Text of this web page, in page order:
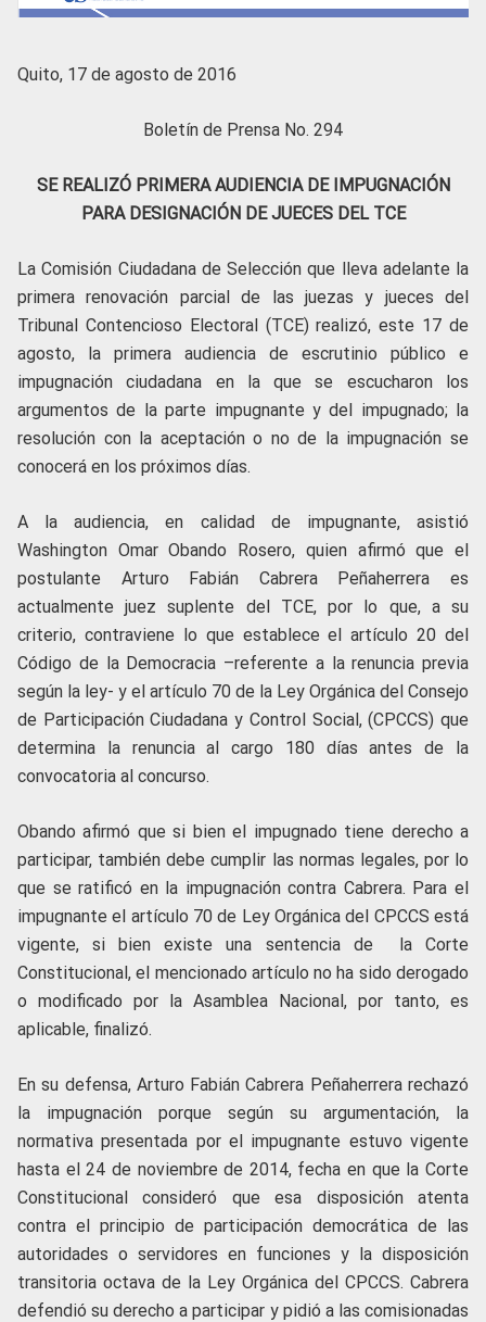
Quito, 17 de agosto de 2016
Boletín de Prensa No. 294
SE REALIZÓ PRIMERA AUDIENCIA DE IMPUGNACIÓN
PARA DESIGNACIÓN DE JUECES DEL TCE
La Comisión Ciudadana de Selección que lleva adelante la
primera renovación parcial de las juezas y jueces del
Tribunal Contencioso Electoral (TCE) realizó, este 17 de
agosto, la primera audiencia de escrutinio público e
impugnación ciudadana en la que se escucharon los
argumentos de la parte impugnante y del impugnado; la
resolución con la aceptación o no de la impugnación se
conocerá en los próximos días.
A la audiencia, en calidad de impugnante, asistió
Washington Omar Obando Rosero, quien afirmó que el
postulante Arturo Fabián Cabrera Peñaherrera es
actualmente juez suplente del TCE, por lo que, a su
criterio, contraviene lo que establece el artículo 20 del
Código de la Democracia –referente a la renuncia previa
según la ley- y el artículo 70 de la Ley Orgánica del Consejo
de Participación Ciudadana y Control Social, (CPCCS) que
determina la renuncia al cargo 180 días antes de la
convocatoria al concurso.
Obando afirmó que si bien el impugnado tiene derecho a
participar, también debe cumplir las normas legales, por lo
que se ratificó en la impugnación contra Cabrera. Para el
impugnante el artículo 70 de Ley Orgánica del CPCCS está
vigente, si bien existe una sentencia de la Corte
Constitucional, el mencionado artículo no ha sido derogado
o modificado por la Asamblea Nacional, por tanto, es
aplicable, finalizó.
En su defensa, Arturo Fabián Cabrera Peñaherrera rechazó
la impugnación porque según su argumentación, la
normativa presentada por el impugnante estuvo vigente
hasta el 24 de noviembre de 2014, fecha en que la Corte
Constitucional consideró que esa disposición atenta
contra el principio de participación democrática de las
autoridades o servidores en funciones y la disposición
transitoria octava de la Ley Orgánica del CPCCS. Cabrera
defendió su derecho a participar y pidió a las comisionadas